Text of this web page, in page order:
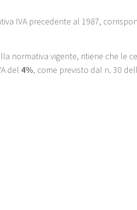
IVA precedente al 1987,
normativa vigente, ritiene che le
del 4%, come previsto dal n. 30